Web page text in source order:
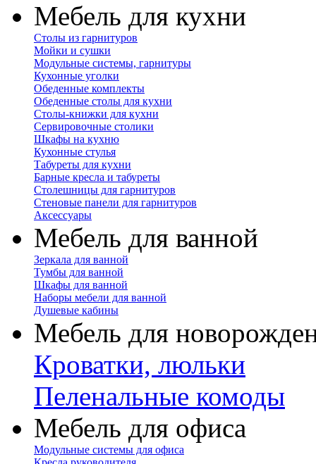
Мебель для кухни
Столы из гарнитуров
Мойки и сушки
Модульные системы, гарнитуры
Кухонные уголки
Обеденные комплекты
Обеденные столы для кухни
Столы-книжки для кухни
Сервировочные столики
Шкафы на кухню
Кухонные стулья
Табуреты для кухни
Барные кресла и табуреты
Столешницы для гарнитуров
Стеновые панели для гарнитуров
Аксессуары
Мебель для ванной
Зеркала для ванной
Тумбы для ванной
Шкафы для ванной
Наборы мебели для ванной
Душевые кабины
Мебель для
Кроватки, люльки
Пеленальные комоды
Мебель для офиса
Модульные системы для офиса